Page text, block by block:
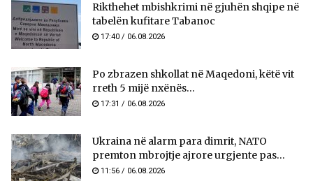
Rikthehet mbishkrimi në gjuhën shqipe në
tabelën kufitare Tabanoc
17:40 / 06.08.2026
Po zbrazen shkollat në Maqedoni, këtë vit
rreth 5 mijë nxënës...
17:31 / 06.08.2026
Ukraina në alarm para dimrit, NATO
premton mbrojtje ajrore urgjente pas...
11:56 / 06.08.2026